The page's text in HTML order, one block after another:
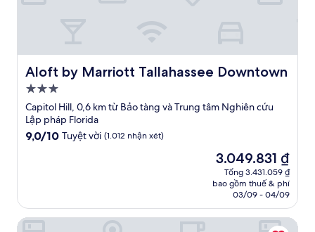
Aloft by Marriott Tallahassee Downtown
Aloft by Marriott Tallahassee Downtown
Nơi
lưu
trú
3.0
Capitol Hill, 0,6 km từ Bảo tàng và Trung tâm Nghiên cứu
Lập pháp Florida
9.0
nhận
xét)
9,0/10 Tuyệt vời (1.012 nhận xét)
Giá
hiện
tại
3.049.831 ₫
3.049.831 ₫
Tổng 3.431.059 ₫
bao gồm thuế & phí
03/09 - 04/09
Holiday Inn Express Tallahassee University Central by IHG